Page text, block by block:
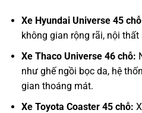
Xe Hyundai Universe 45
không gian rộng rãi, nội thất
Xe Thaco Universe 46 chỗ:
như ghế ngồi bọc da, hệ
gian thoáng mát.
Xe Toyota Coaster 45 chỗ: